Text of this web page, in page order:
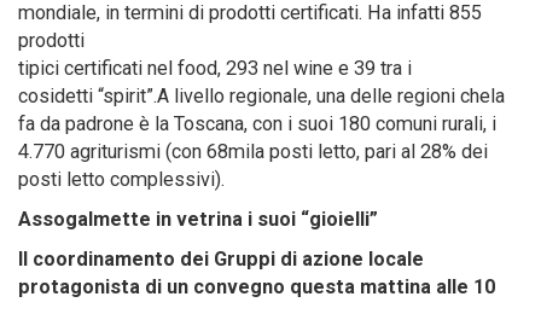
mondiale, in termini di prodotti certificati. Ha infatti 855
prodotti
tipici certificati nel food, 293 nel wine e 39 tra i
cosidetti “spirit”.A livello regionale, una delle regioni chela
fa da padrone è la Toscana, con i suoi 180 comuni rurali, i
4.770 agriturismi (con 68mila posti letto, pari al 28% dei
posti letto complessivi).
Assogalmette in vetrina i suoi “gioielli”
Il coordinamento dei Gruppi di azione locale
protagonista di un convegno questa mattina alle 10